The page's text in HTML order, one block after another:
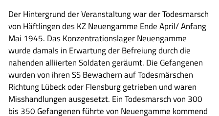
Der Hintergrund der Veranstaltung war der Todesmarsch
von Häftlingen des KZ Neuengamme Ende April/ Anfang
Mai 1945. Das Konzentrationslager Neuengamme
wurde damals in Erwartung der Befreiung durch die
nahenden alliierten Soldaten geräumt. Die Gefangenen
wurden von ihren SS Bewachern auf Todesmärschen
Richtung Lübeck oder Flensburg getrieben und waren
Misshandlungen ausgesetzt. Ein Todesmarsch von 300
bis 350 Gefangenen führte von Neuengamme kommend